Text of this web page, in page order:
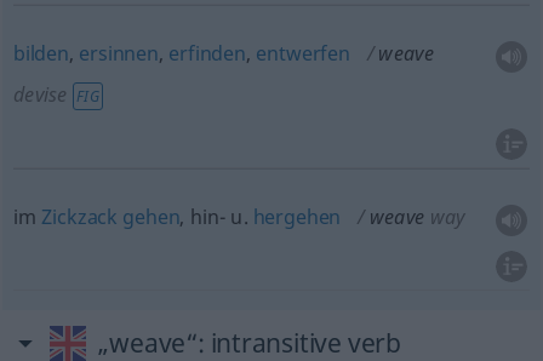
bilden, ersinnen, erfinden, entwerfen
weave
devise FIG
im Zickzack gehen, hin- u. hergehen weave way
„weave“: intransitive verb